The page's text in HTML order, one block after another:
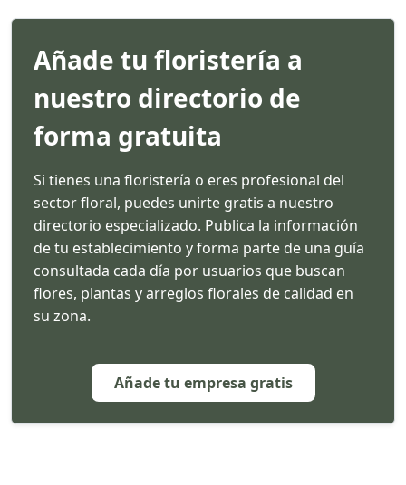
Añade tu floristería a
nuestro directorio de
forma gratuita
Si tienes una floristería o eres profesional del
sector floral, puedes unirte gratis a nuestro
directorio especializado. Publica la información
de tu establecimiento y forma parte de una guía
consultada cada día por usuarios que buscan
flores, plantas y arreglos florales de calidad en
su zona.
Añade tu empresa gratis